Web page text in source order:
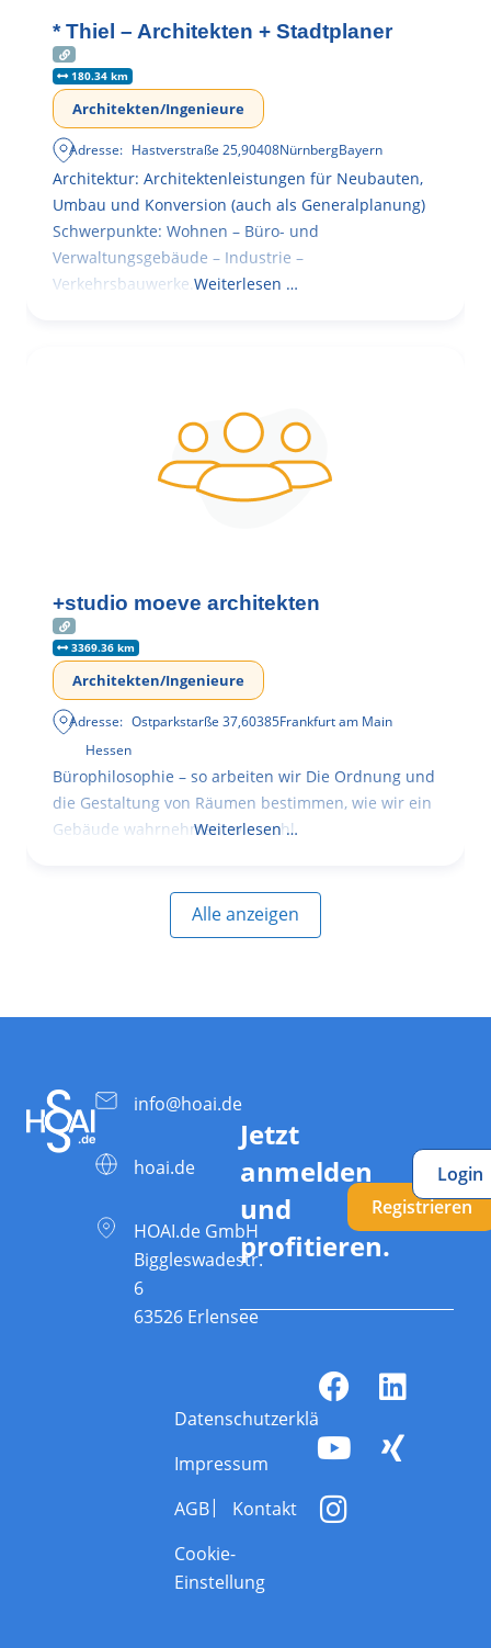
* Thiel – Architekten + Stadtplaner
180.34 km
Architekten/Ingenieure
Adresse: Hastverstraße 25,90408NürnbergBayern
Architektur: Architektenleistungen für Neubauten,
Umbau und Konversion (auch als Generalplanung)
Schwerpunkte: Wohnen – Büro- und
Verwaltungsgebäude – Industrie –
Verkehrsbauwerke. Weiterlesen …
+studio moeve architekten
3369.36 km
Architekten/Ingenieure
Adresse: Ostparkstarße 37,60385Frankfurt am Main
Hessen
Bürophilosophie – so arbeiten wir Die Ordnung und
die Gestaltung von Räumen bestimmen, wie wir ein
Gebäude wahrnehmen, wie wohl
Weiterlesen …
Alle anzeigen
info@hoai.de
hoai.de
HOAI.de GmbH
Biggleswadestr.
6
63526 Erlensee
Jetzt
anmelden
und
profitieren.
Registrieren
Login
Datenschutzerklärung
Impressum
AGB
Kontakt
Cookie-
Einstellung